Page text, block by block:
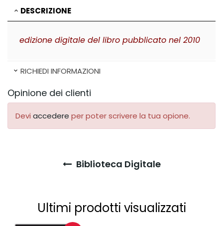
DESCRIZIONE
edizione digitale del libro pubblicato nel 2010
RICHIEDI INFORMAZIONI
Opinione dei clienti
Devi accedere per poter scrivere la tua opione.
Biblioteca Digitale
Ultimi prodotti visualizzati